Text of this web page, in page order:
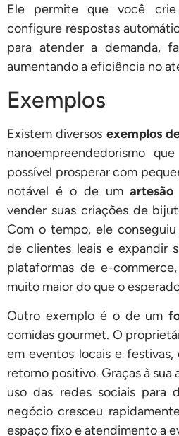
Ele permite que você
configure respostas
para atender a demanda,
aumentando a eficiência no
Exemplos
Existem diversos exemplos
nanoempreendedorismo
possível prosperar com
notável é o de umartesão
vender suas criações de
Com o tempo, ele
de clientes leais e expandir
plataformas de e-
muito maior do que o
Outro exemplo é o de um
comidas gourmet. O
em eventos locais e festivas,
retorno positivo. Graças à sua
uso das redes sociais para
negócio cresceu
espaço fixo e atendimento a